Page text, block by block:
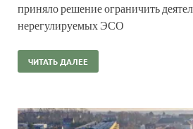
приняло решение ограничить
нерегулируемых ЭСО
ЧИТАТЬ ДАЛЕЕ